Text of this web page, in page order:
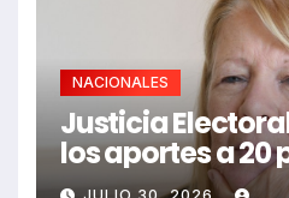
NACIONALES
Justicia
los aportes a 20